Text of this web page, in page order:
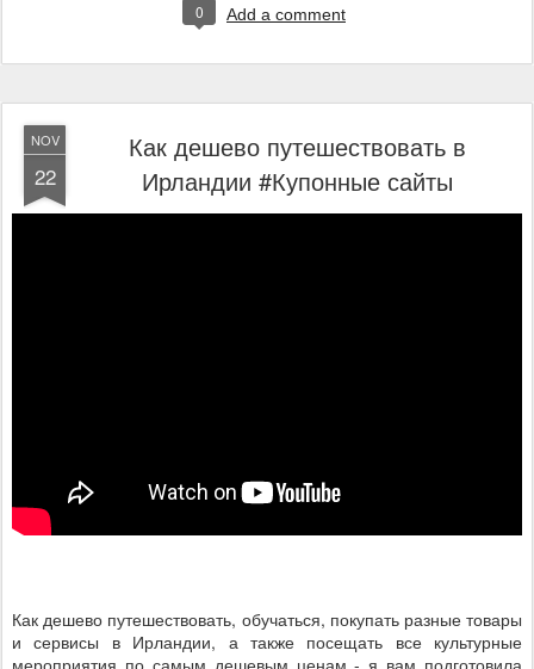
0 Add a comment
NOV
22
Как дешево путешествовать в
Ирландии #Купонные сайты
Как дешево путешествовать, обучаться, покупать разные товары
и сервисы в Ирландии, а также посещать все культурные
мероприятия по самым дешевым ценам - я вам подготовила